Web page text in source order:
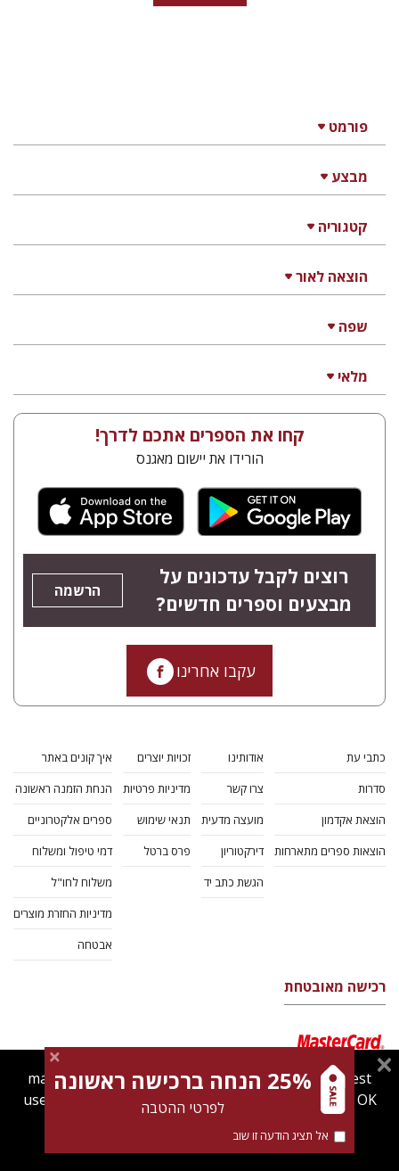
פורמט
מבצע
קטגוריה
הוצאה לאור
שפה
מלאי
קחו את הספרים אתכם לדרך!
הורידו את יישום מאגנס
רוצים לקבל עדכונים על
מבצעים וספרים חדשים?
הרשמה
עקבו אחרינו
כתבי עת
סדרות
הוצאת אקדמון
הוצאות ספרים מתארחות
אודותינו
צרו קשר
מועצה מדעית
דירקטוריון
הגשת כתב יד
זכויות יוצרים
מדיניות פרטיות
תנאי שימוש
פרס ברטל
איך קונים באתר
הנחת הזמנה ראשונה
ספרים אלקטרוניים
דמי טיפול ומשלוח
משלוח לחו"ל
מדיניות החזרת מוצרים
אבטחה
רכישה מאובטחת
magnespress.co.il uses cookies to give you the best
user experience. Using this website means you're OK
Find out more about ourcookies policy
25% הנחה ברכישה ראשונה
לפרטי ההטבה
אל תציג הודעה זו שוב